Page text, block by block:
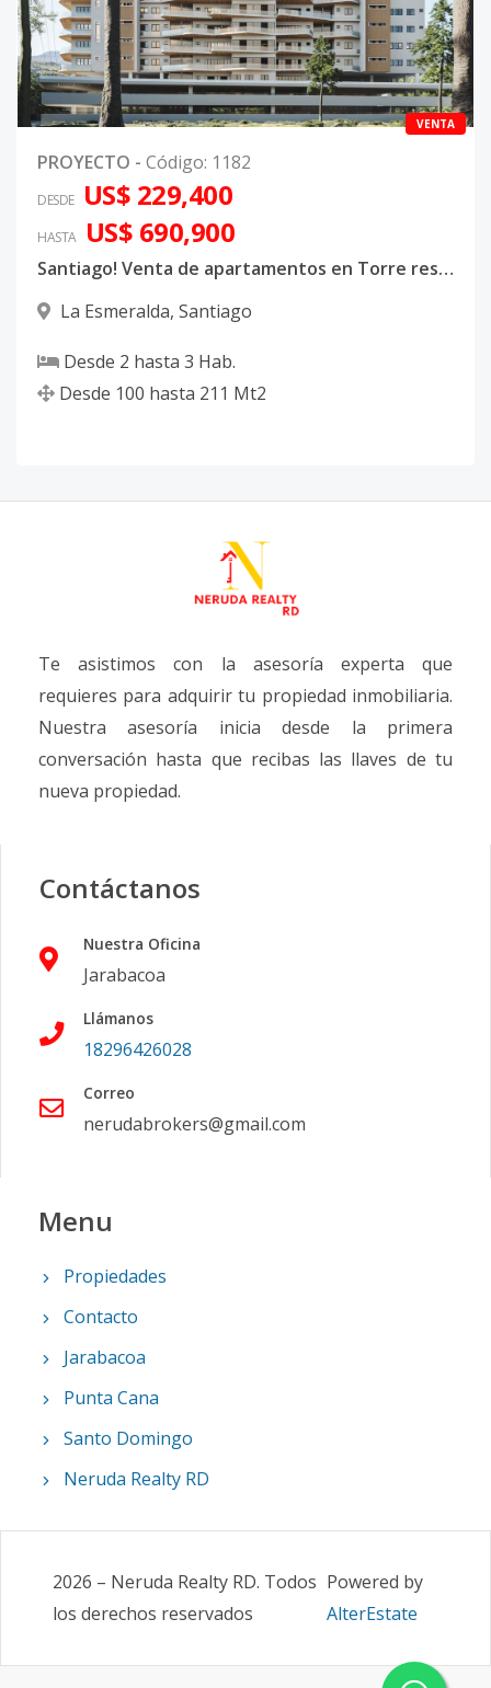
VENTA
PROYECTO - Código: 1182
DESDE US$ 229,400
HASTA US$ 690,900
Santiago! Venta de apartamentos en Torre residencial en Villa Olga Prime Towers
La Esmeralda, Santiago
Desde 2 hasta 3 Hab.
Desde 100 hasta 211 Mt2
Te asistimos con la asesoría experta que
requieres para adquirir tu propiedad inmobiliaria.
Nuestra asesoría inicia desde la primera
conversación hasta que recibas las llaves de tu
nueva propiedad.
Contáctanos
Nuestra Oficina
Jarabacoa
Llámanos
18296426028
Correo
nerudabrokers@gmail.com
Menu
Propiedades
Contacto
Jarabacoa
Punta Cana
Santo Domingo
Neruda Realty RD
2026 – Neruda Realty RD. Todos
los derechos reservados
Powered by
AlterEstate